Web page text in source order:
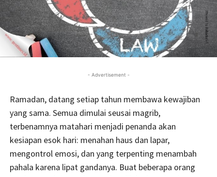
- Advertisement -
Ramadan, datang setiap tahun membawa kewajiban
yang sama. Semua dimulai seusai magrib,
terbenamnya matahari menjadi penanda akan
kesiapan esok hari: menahan haus dan lapar,
mengontrol emosi, dan yang terpenting menambah
pahala karena lipat gandanya. Buat beberapa orang